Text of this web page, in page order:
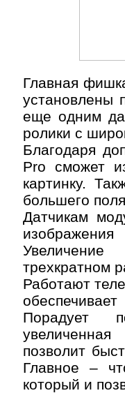
Главная
установлены
еще одним
ролики с
Благодаря
Pro сможет
картинку.
большего
Датчикам
трехкратном
Работают
Порадует
позволит
Главное –
который и